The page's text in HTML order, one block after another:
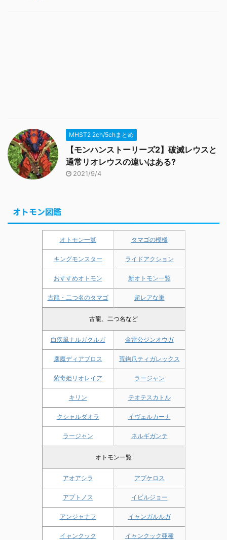
MHST2 2ch/5chまとめ
【モンハンストーリーズ2】破滅レウスと
通常リオレウスの違いはある?
2021/9/4
オトモン図鑑
オトモン一覧 タマゴの模様
キングモンスター ライドアクション
おすすめオトモン 新オトモン一覧
古龍・二つ名のタマゴ 超レアな巣
古龍、二つ名など
白疾風ナルガクルガ 金雷公ジンオウガ
鏖魔ディアブロス 荒鉤爪ティガレックス
紫毒姫リオレイア ラージャン
キリン テオテスカトル
クシャルダオラ イヴェルカーナ
ラージャン ネルギガンテ
オトモン一覧
アオアシラ アプケロス
アプトノス イビルジョー
アンジャナフ イャンガルルガ
イャンクック イャンクック亜種